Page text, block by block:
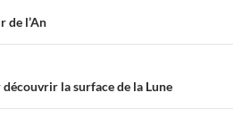
de l’An
la surface de la Lune